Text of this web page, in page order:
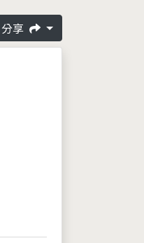
分享